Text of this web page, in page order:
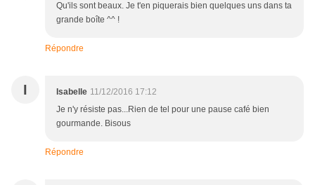
Qu'ils sont beaux. Je t'en piquerais bien quelques uns dans ta
grande boîte ^^ !
Répondre
I Isabelle 11/12/2016 17:12
Je n'y résiste pas...Rien de tel pour une pause café bien
gourmande. Bisous
Répondre